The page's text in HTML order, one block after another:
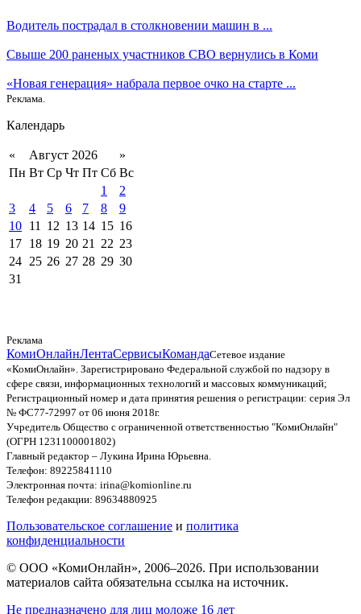
Водитель пострадал в столкновении машин в ...
Свыше 200 раненых участников СВО вернулись в Коми
«Новая генерация» набрала первое очко на старте ...
Реклама.
Календарь
« Август 2026
»
Пн Вт Ср Чт Пт Сб Вс
1
2
3
4 5 6 7 8
9
10 11 12 13 14 15 16
17 18 19 20 21 22 23
24 25 26 27 28 29 30
31
Реклама
КомиОнлайнЛентаСервисыКомандаСетевое издание
«КомиОнлайн». Зарегистрировано Федеральной службой по надзору в
сфере связи, информационных технологий и массовых коммуникаций;
Регистрационный номер и дата принятия решения о регистрации: серия Эл
№ ФС77-72997 от 06 июня 2018г.
Учредитель Общество с ограниченной ответственностью "КомиОнлайн"
(ОГРН 1231100001802)
Главный редактор – Лукина Ирина Юрьевна.
Телефон: 89225841110
Электронная почта: irina@komionline.ru
Телефон редакции: 89634880925
Пользовательское соглашение и политика
конфиденциальности
© ООО «КомиОнлайн», 2006–2026. При использовании
материалов сайта обязательна ссылка на источник.
Не предназначено для лиц моложе 16 лет